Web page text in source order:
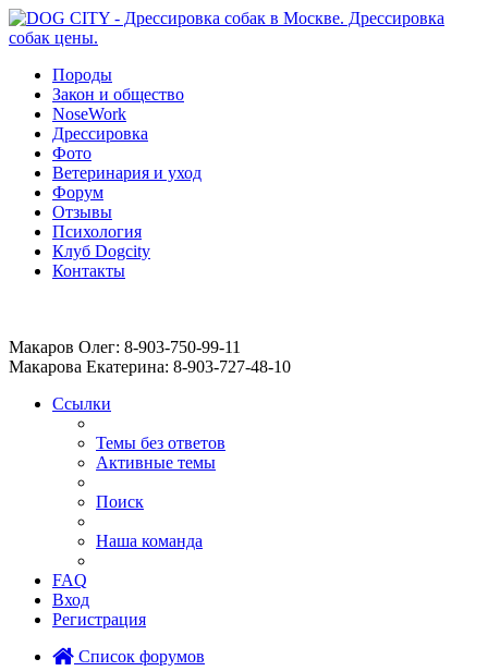
Породы
Закон и общество
NoseWork
Дрессировка
Фото
Ветеринария и уход
Форум
Отзывы
Психология
Клуб Dogcity
Контакты
Макаров Олег: 8-903-750-99-11
Макарова Екатерина: 8-903-727-48-10
Ссылки
Темы без ответов
Активные темы
Поиск
Наша команда
FAQ
Вход
Регистрация
Список форумов